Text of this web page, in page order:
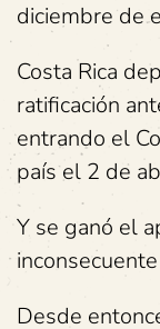
diciembre de
Costa Rica
ratificación
entrando el
país el 2 de
Y se ganó el
Desde